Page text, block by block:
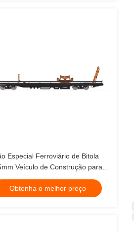
Especial Ferroviário de Bitola
Veículo de Construção para
de Trilhos a 70 Graus
Obtenha o melhor preço